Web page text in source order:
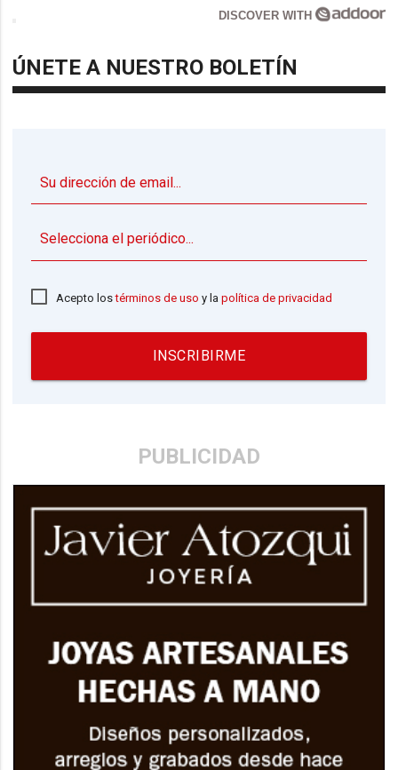
DISCOVER WITH
ÚNETE A NUESTRO BOLETÍN
Acepto lostérminos de uso y lapolítica de privacidad
INSCRIBIRME
PUBLICIDAD